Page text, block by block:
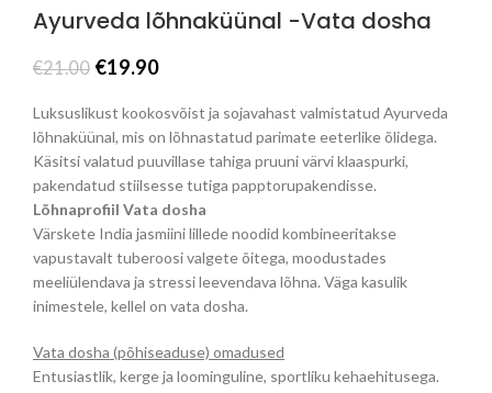
Ayurveda lõhnaküünal -Vata dosha
€21.00 Algne
oli:
€21.00.
€19.90Praegune
on:
€19.90.
Luksuslikust kookosvõist ja sojavahast valmistatud Ayurveda
lõhnaküünal, mis on lõhnastatud parimate eeterlike õlidega.
Käsitsi valatud puuvillase tahiga pruuni värvi klaaspurki,
pakendatud stiilsesse tutiga papptorupakendisse.
Lõhnaprofiil Vata dosha
Värskete India jasmiini lillede noodid kombineeritakse
vapustavalt tuberoosi valgete õitega, moodustades
meeliülendava ja stressi leevendava lõhna. Väga kasulik
inimestele, kellel on vata dosha.
Vata dosha (põhiseaduse) omadused
Entusiastlik, kerge ja loominguline, sportliku kehaehitusega.